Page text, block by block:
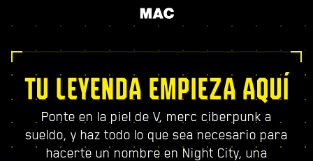
TU LEYENDA EMPIEZA AQUÍ
Ponte en la piel de V, merc ciberpunk a
sueldo, y haz todo lo que sea necesario para
hacerte un nombre en Night City, una